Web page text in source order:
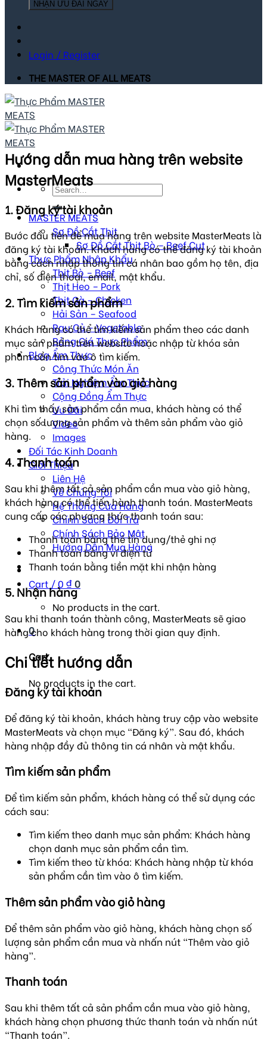
NHẬN ƯU ĐÃI NGAY
Login / Register
THE MASTER OF ALL MEATS
Search
for:
MASTER MEATS
Sơ Đồ Cắt Thịt
Sơ Đồ Cắt Thịt Bò – Beef Cut
Thực Phẩm Nhập Khẩu
Thịt Bò – Beef
Thịt Heo – Pork
Thịt Gà – Chicken
Hải Sản – Seafood
Rau Củ – Vegetable
Bảng Giá Thực Phẩm
Blog Ẩm Thực
Công Thức Món Ăn
Trải Nghiệm Ẩm Thực
Cộng Đồng Ẩm Thực
Ưu Đãi
Video
Images
Đối Tác Kinh Doanh
Giới Thiệu
Liên Hệ
Về Chúng Tôi
Hệ Thống Cửa Hàng
Chính Sách Đổi Trả
Chính Sách Bảo Mật
Hướng Dẫn Mua Hàng
Cart /0 ₫0
No products in the cart.
0
Cart
No products in the cart.
Hướng dẫn mua hàng trên website
MasterMeats
1. Đăng ký tài khoản
Bước đầu tiên để mua hàng trên website MasterMeats là
đăng ký tài khoản. Khách hàng có thể đăng ký tài khoản
bằng cách nhập thông tin cá nhân bao gồm họ tên, địa
chỉ, số điện thoại, email, mật khẩu.
2. Tìm kiếm sản phẩm
Khách hàng có thể tìm kiếm sản phẩm theo các danh
mục sản phẩm trên website hoặc nhập từ khóa sản
phẩm cần tìm vào ô tìm kiếm.
3. Thêm sản phẩm vào giỏ hàng
Khi tìm thấy sản phẩm cần mua, khách hàng có thể
chọn số lượng sản phẩm và thêm sản phẩm vào giỏ
hàng.
4. Thanh toán
Sau khi thêm tất cả sản phẩm cần mua vào giỏ hàng,
khách hàng có thể tiến hành thanh toán. MasterMeats
cung cấp các phương thức thanh toán sau:
Thanh toán bằng thẻ tín dụng/thẻ ghi nợ
Thanh toán bằng ví điện tử
Thanh toán bằng tiền mặt khi nhận hàng
5. Nhận hàng
Sau khi thanh toán thành công, MasterMeats sẽ giao
hàng cho khách hàng trong thời gian quy định.
Chi tiết hướng dẫn
Đăng ký tài khoản
Để đăng ký tài khoản, khách hàng truy cập vào website
MasterMeats và chọn mục “Đăng ký”. Sau đó, khách
hàng nhập đầy đủ thông tin cá nhân và mật khẩu.
Tìm kiếm sản phẩm
Để tìm kiếm sản phẩm, khách hàng có thể sử dụng các
cách sau:
Tìm kiếm theo danh mục sản phẩm: Khách hàng
chọn danh mục sản phẩm cần tìm.
Tìm kiếm theo từ khóa: Khách hàng nhập từ khóa
sản phẩm cần tìm vào ô tìm kiếm.
Thêm sản phẩm vào giỏ hàng
Để thêm sản phẩm vào giỏ hàng, khách hàng chọn số
lượng sản phẩm cần mua và nhấn nút “Thêm vào giỏ
hàng”.
Thanh toán
Sau khi thêm tất cả sản phẩm cần mua vào giỏ hàng,
khách hàng chọn phương thức thanh toán và nhấn nút
“Thanh toán”.